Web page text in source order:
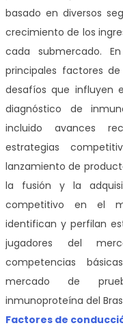
basado en diversos
crecimiento de los
cada submercado.
principales factores
desafíos que influyen
diagnóstico de
incluido avances
estrategias
lanzamiento de
la fusión y la
competitivo en el
identifican y perfilan
jugadores del
competencias
mercado de
inmunoproteína del
Factores de